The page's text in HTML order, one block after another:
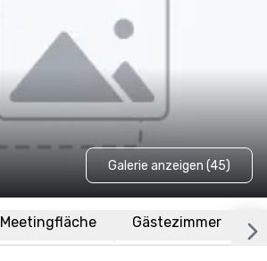
Galerie anzeigen (45)
Meetingfläche Gästezimmer